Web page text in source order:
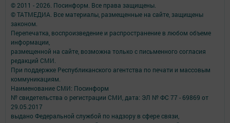
© 2011 - 2026. Посинформ. Все права защищены.
© ТАТМЕДИА. Все материалы, размещенные на сайте, защищены
законом.
Перепечатка, воспроизведение и распространение в любом объеме
информации,
размещенной на сайте, возможна только с письменного согласия
редакций СМИ.
При поддержке Республиканского агентства по печати и массовым
коммуникациям.
Наименование СМИ: Посинформ
№ свидетельства о регистрации СМИ, дата: ЭЛ № ФС 77 - 69869 от
29.05.2017
выдано Федеральной службой по надзору в сфере связи,